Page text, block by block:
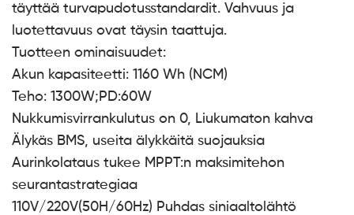
täyttää turvapudotusstandardit. Vahvuus ja
luotettavuus ovat täysin taattuja.
Tuotteen ominaisuudet:
Akun kapasiteetti: 1160 Wh (NCM)
Teho: 1300W;PD:60W
Nukkumisvirrankulutus on 0, Liukumaton kahva
Älykäs BMS, useita älykkäitä suojauksia
Aurinkolataus tukee MPPT:n maksimitehon
seurantastrategiaa
110V/220V(50H/60Hz) Puhdas siniaaltolähtö